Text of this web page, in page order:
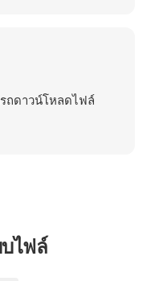
ถดาวน์โหลดไฟล์
ไฟล์